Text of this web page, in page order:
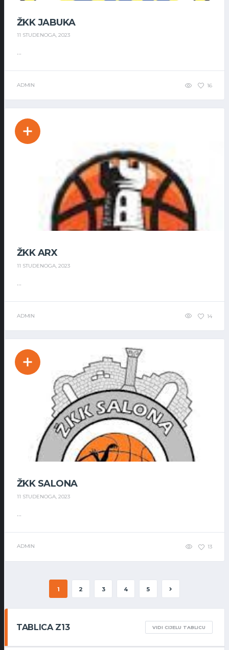
ŽKK JABUKA
11 STUDENOGA, 2023
...
ADMIN 16
ŽKK ARX
11 STUDENOGA, 2023
...
ADMIN 14
ŽKK SALONA
11 STUDENOGA, 2023
...
ADMIN 13
1 2 3 4 5
TABLICA Z13 VIDI CIJELU TABLICU